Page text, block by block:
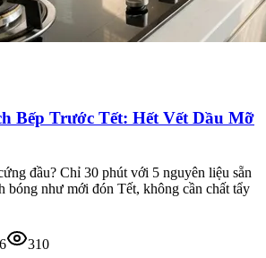
Bếp Trước Tết: Hết Vết Dầu Mỡ
đầu? Chỉ 30 phút với 5 nguyên liệu sẵn
bóng như mới đón Tết, không cần chất tẩy
310